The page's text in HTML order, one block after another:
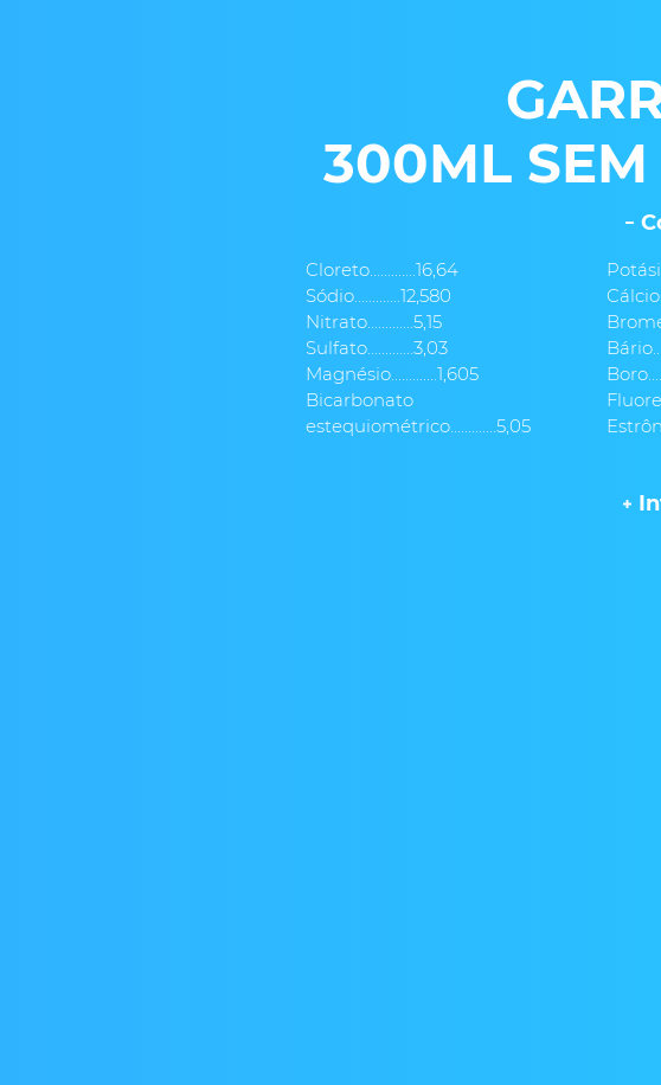
300ML SEM
Cloreto.............16,64
Sódio.............12,580
Nitrato.............5,15
Sulfato.............3,03
Magnésio.............1,605
Bicarbonato
estequiométrico.............5,05